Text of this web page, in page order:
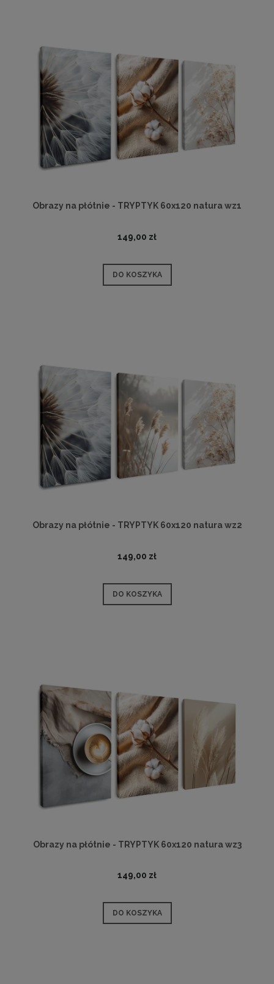
Obrazy na płótnie - TRYPTYK 60x120 natura wz1
149,00 zł
DO KOSZYKA
Obrazy na płótnie - TRYPTYK 60x120 natura wz2
149,00 zł
DO KOSZYKA
Obrazy na płótnie - TRYPTYK 60x120 natura wz3
149,00 zł
DO KOSZYKA